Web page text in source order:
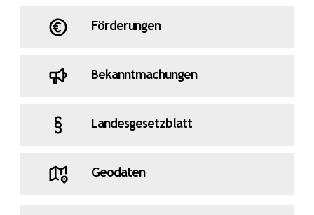
Förderungen
Bekanntmachungen
Landesgesetzblatt
Geodaten